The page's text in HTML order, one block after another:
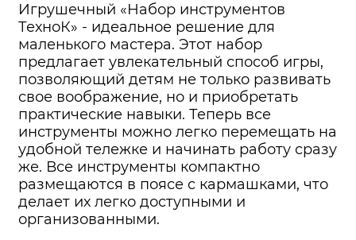
Игрушечный «Набор инструментов
ТехноК» - идеальное решение для
маленького мастера. Этот набор
предлагает увлекательный способ игры,
позволяющий детям не только развивать
свое воображение, но и приобретать
практические навыки. Теперь все
инструменты можно легко перемещать на
удобной тележке и начинать работу сразу
же. Все инструменты компактно
размещаются в поясе с кармашками, что
делает их легко доступными и
организованными.